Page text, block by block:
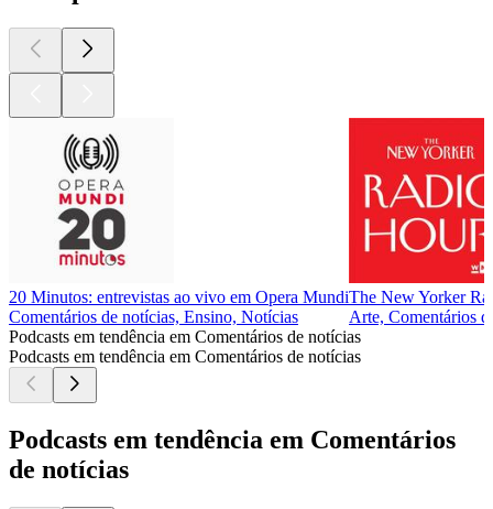
20 Minutos: entrevistas ao vivo em Opera Mundi
Comentários de notícias, Ensino, Notícias
The New Yorker
Arte, Comentários
Podcasts em tendência em Comentários de notícias
Podcasts em tendência em Comentários de notícias
Podcasts em tendência em Comentários
de notícias